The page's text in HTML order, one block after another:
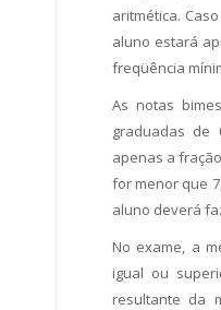
aritmética.
aluno estará
freqüência
As notas
graduadas de
apenas a
for menor que
aluno deverá
No exame, a
igual ou
resultante da